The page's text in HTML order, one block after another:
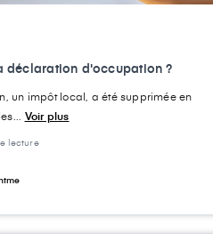
déclaration d'occupation ?
un impôt local, a été supprimée en
Voir plus
lecture